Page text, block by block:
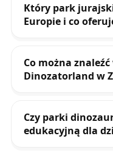
Który park
Europie i co
Co można
Dinozatorland w
Czy parki
edukacyjną dla